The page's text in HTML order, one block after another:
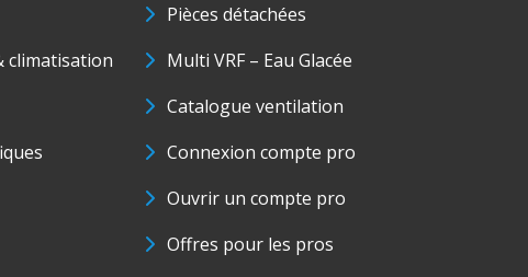
climatisation
Pièces détachées
Multi VRF – Eau Glacée
Catalogue ventilation
Connexion compte pro
Ouvrir un compte pro
Offres pour les pros